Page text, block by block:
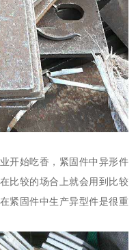
开始吃香，紧固件中异形件
比较的场合上就会用到比较
紧固件中生产异型件是很重